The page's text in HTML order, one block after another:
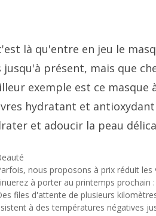
là qu'entre en jeu le
jusqu'à présent, mais que
exemple est ce masque
hydratant et
et adoucir la peau
nous proposons à prix réduit
à porter au printemps prochain
files d'attente de plusieurs
à des températures négatives